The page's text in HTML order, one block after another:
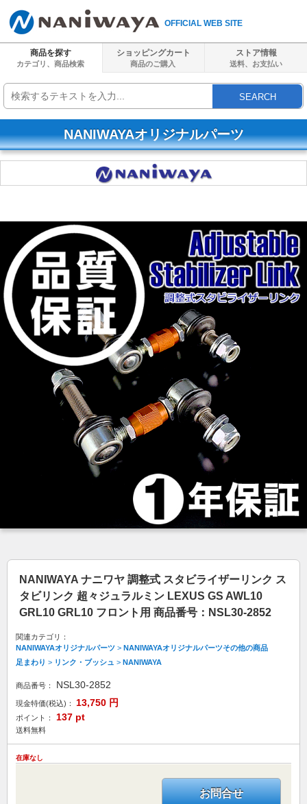
OFFICIAL WEB SITE
商品を探す
カテゴリ、商品検索
ショッピングカート
商品のご購入
ストア情報
送料、 お支払い
SEARCH
NANIWAYAオリジナルパーツ
NANIWAYA ナニワヤ 調整式 スタビライザーリンク ス
タビリンク 超々ジュラルミン LEXUS GS AWL10
GRL10 GRL10 フロント用 商品番号：NSL30-2852
関連カテゴリ：
NANIWAYAオリジナルパーツ > NANIWAYAオリジナルパーツその他の商品
足まわり > リンク・ブッシュ > NANIWAYA
商品番号： NSL30-2852
現金特価(税込)： 13,750 円
ポイント： 137 pt
送料無料
在庫なし
お問合せ